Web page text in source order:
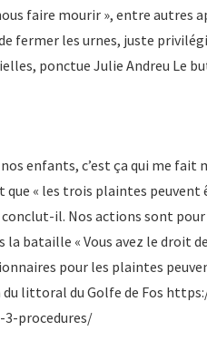
faire mourir », entre autres
fermer les urnes, juste
ponctue Julie Andreu Le
nos enfants, c’est ça qui me
« les trois plaintes peuvent
conclut-il. Nos actions sont
la bataille « Vous avez le droit
pour les plaintes
littoral du Golfe de Fos
procedures/